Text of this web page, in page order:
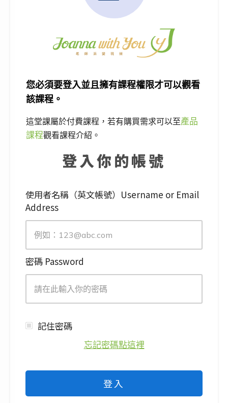
您必須要登入並且擁有課程權限才可以觀看
該課程。
這堂課屬於付費課程，若有購買需求可以至產品
課程觀看課程介紹。
登入你的帳號
使用者名稱（英文帳號）Username or Email
Address
密碼 Password
記住密碼
忘記密碼點這裡
登入